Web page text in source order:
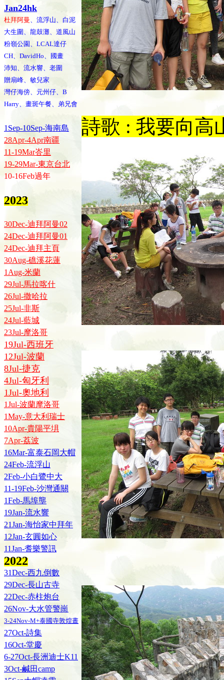
Jan24hk
杜拜阿曼、流浮山、白泥
大生圍、龍鼓灘、道風山
粉嶺公園、LCAL達仔
CH、DavidHo、國畫
沛知、流水響、老圍
贈扇峰、敏兒家
灣仔海傍、元州仔、B
Harry、畫斑午餐、弟兄會
1Sep-10Sep-海南島
28Apr-4Apr南疆
11-19Mar峇里
19-29Mar-東京台北
10-16Feb過年
2023
30Dec-迪拜阿曼02
24Dec-迪拜阿曼01
24Dec-迪拜主頁
30Aug-礁溪花蓮
1Aug-米蘭
29Jul-馬拉喀什
26Jul-撒哈拉
25Jul-非斯
24Jul-藍城
23Jul-摩洛哥
19Jul-西班牙
12Jul-波蘭
8Jul-捷克
4Jul-匈牙利
1Jul-奧地利
1Jul-波蘭摩洛哥
1May-意大利瑞士
10Apr-貴陽平埧
7Apr-荔波
16Mar-富泰石岡大帽
24Feb-流浮山
2Feb-小白鷺中大
11-19Feb-沙灣通關
1Feb-馬埠壟
19Jan-流水響
21Jan-海怡家中拜年
12Jan-玄圓如心
11Jan-耆樂警訊
2022
31Dec-西九倒數
29Dec-長山古寺
22Dec-赤柱炮台
26Nov-大水管警崗
3-24Nov-M+泰國寺敦煌晝
27Oct-詩集
16Oct-堂慶
6-27Oct-長洲迪士K11
3Oct-鹹田camp
詩歌 : 我要向高